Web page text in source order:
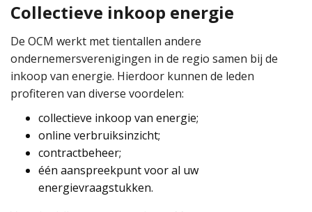
Collectieve inkoop energie
De OCM werkt met tientallen andere
ondernemersverenigingen in de regio samen bij de
inkoop van energie. Hierdoor kunnen de leden
profiteren van diverse voordelen:
collectieve inkoop van energie;
online verbruiksinzicht;
contractbeheer;
één aanspreekpunt voor al uw
energievraagstukken.